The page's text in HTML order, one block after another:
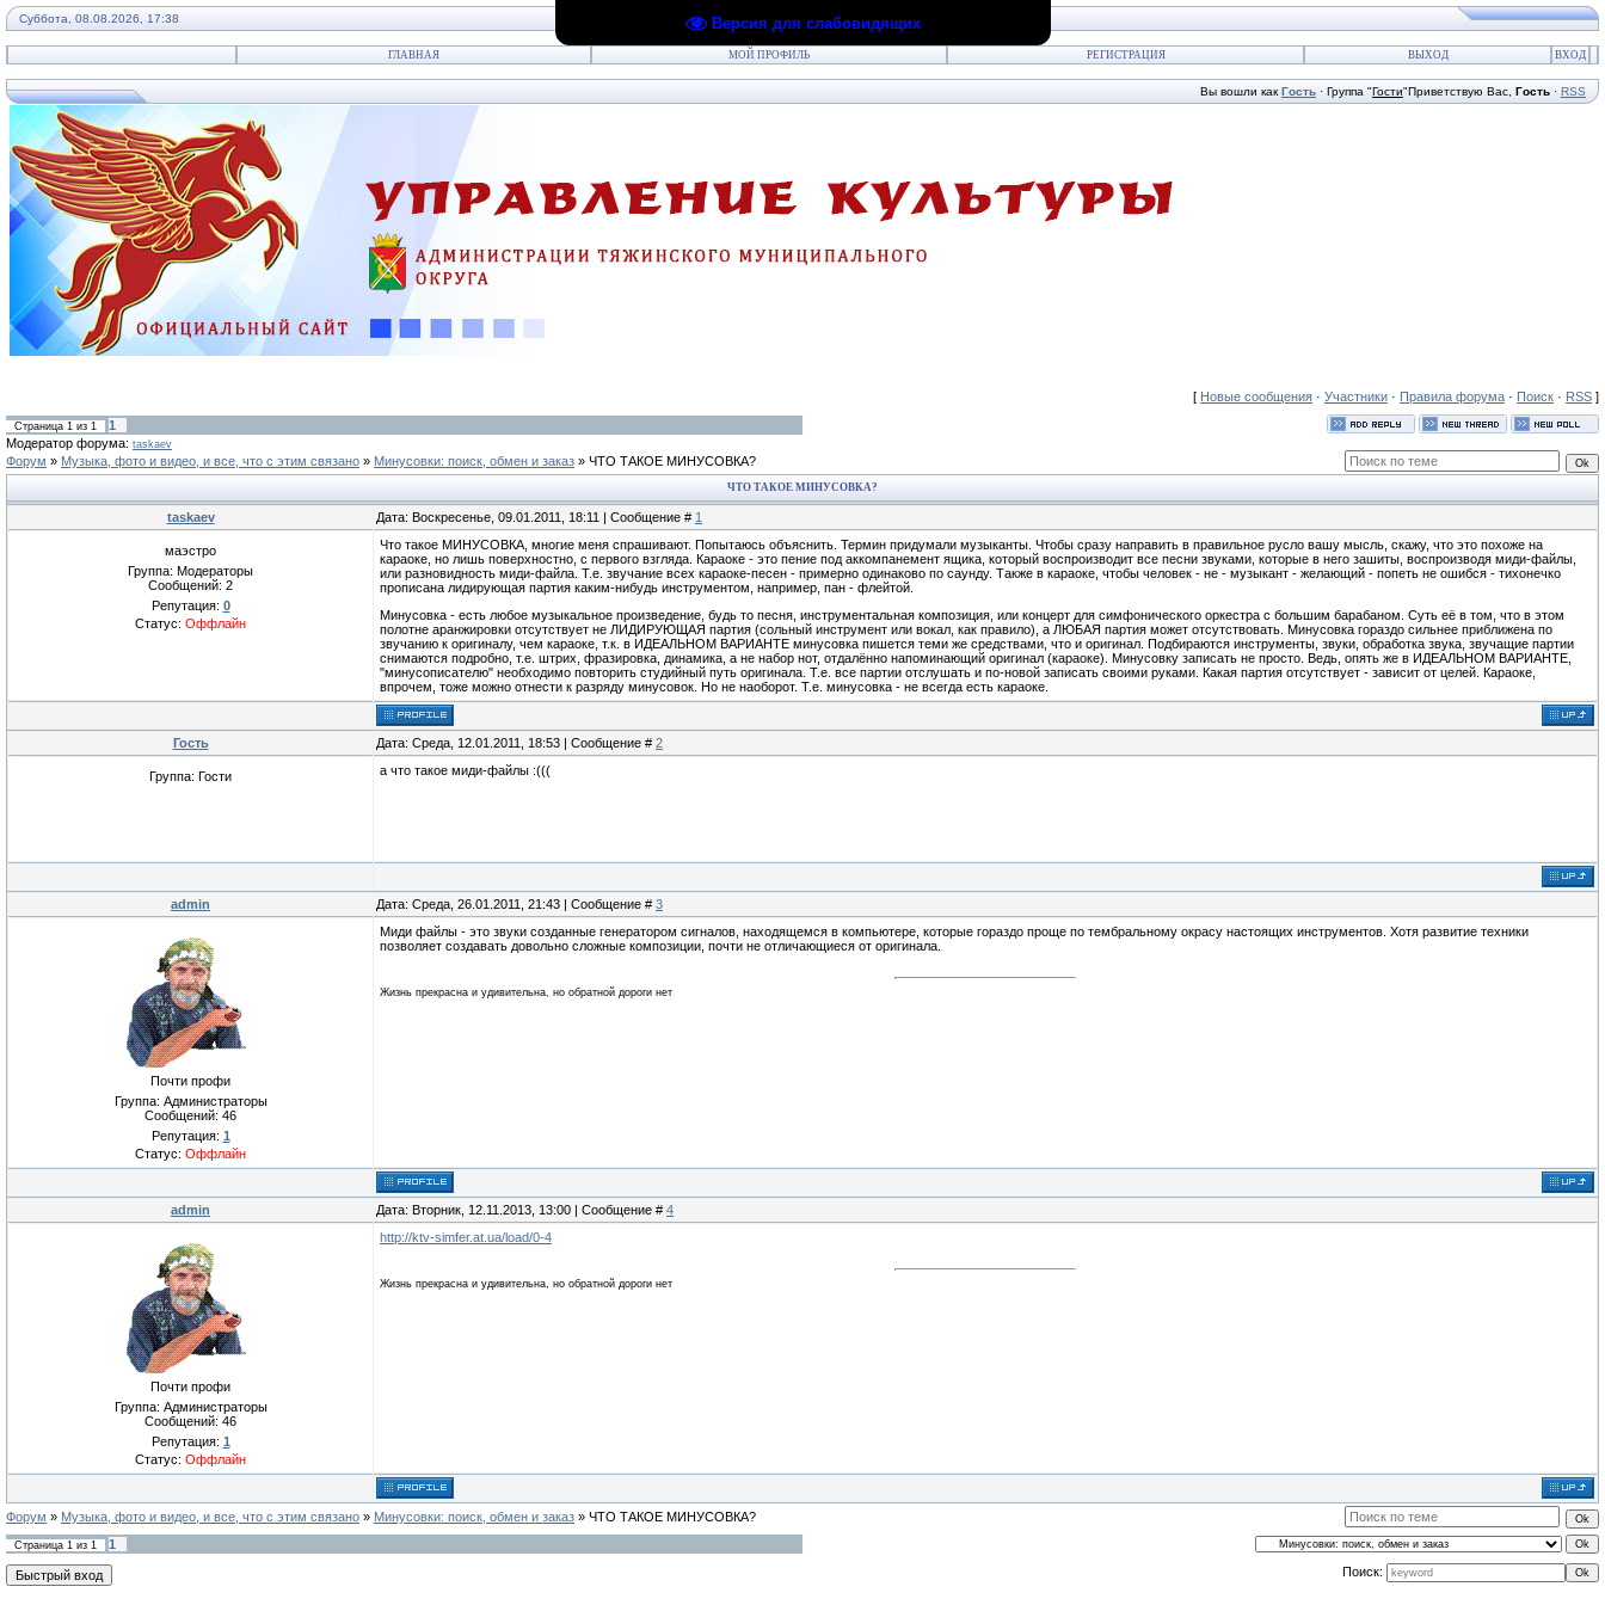
Версия для слабовидящих
Суббота, 08.08.2026, 17:38
ГЛАВНАЯ МОЙ ПРОФИЛЬ РЕГИСТРАЦИЯ ВЫХОД ВХОД
Вы вошли как Гость · Группа "Гости"Приветствую Вас Гость · RSS
[ Новые сообщения · Участники · Правила форума · Поиск · RSS ]
Страница 1 из 1
1
Модератор форума: taskaev
Форум » Музыка, фото и видео, и все, что с этим связано » Минусовки: поиск, обмен и заказ » ЧТО ТАКОЕ МИНУСОВКА?
ЧТО ТАКОЕ МИНУСОВКА?
taskaev Дата: Воскресенье, 09.01.2011, 18:11 | Сообщение # 1
маэстро
Группа: Модераторы
Сообщений: 2
Репутация: 0
Статус: Оффлайн
Что такое МИНУСОВКА, многие меня спрашивают. Попытаюсь объяснить. Термин придумали музыканты. Чтобы сразу направить в правильное русло вашу мысль, скажу, что это похоже на
караоке, но лишь поверхностно, с первого взгляда. Караоке - это пение под аккомпанемент ящика, который воспроизводит все песни звуками, которые в него зашиты, воспроизводя миди-файлы,
или разновидность миди-файла. Т.е. звучание всех караоке-песен - примерно одинаково по саунду. Также в караоке, чтобы человек - не - музыкант - желающий - попеть не ошибся - тихонечко
прописана лидирующая партия каким-нибудь инструментом, например, пан - флейтой.
Минусовка - есть любое музыкальное произведение, будь то песня, инструментальная композиция, или концерт для симфонического оркестра с большим барабаном. Суть её в том, что в этом
полотне аранжировки отсутствует не ЛИДИРУЮЩАЯ партия (сольный инструмент или вокал, как правило), а ЛЮБАЯ партия может отсутствовать. Минусовка гораздо сильнее приближена по
звучанию к оригиналу, чем караоке, т.к. в ИДЕАЛЬНОМ ВАРИАНТЕ минусовка пишется теми же средствами, что и оригинал. Подбираются инструменты, звуки, обработка звука, звучащие партии
снимаются подробно, т.е. штрих, фразировка, динамика, а не набор нот, отдалённо напоминающий оригинал (караоке). Минусовку записать не просто. Ведь, опять же в ИДЕАЛЬНОМ ВАРИАНТЕ,
"минусописателю" необходимо повторить студийный путь оригинала. Т.е. все партии отслушать и по-новой записать своими руками. Какая партия отсутствует - зависит от целей. Караоке,
впрочем, тоже можно отнести к разряду минусовок. Но не наоборот. Т.е. минусовка - не всегда есть караоке.
Гость Дата: Среда, 12.01.2011, 18:53 | Сообщение # 2
Группа: Гости а что такое миди-файлы :(((
admin Дата: Среда, 26.01.2011, 21:43 | Сообщение # 3
Почти профи
Группа: Администраторы
Сообщений: 46
Репутация: 1
Статус: Оффлайн
Миди файлы - это звуки созданные генератором сигналов, находящемся в компьютере, которые гораздо проще по тембральному окрасу настоящих инструментов. Хотя развитие техники
позволяет создавать довольно сложные композиции, почти не отличающиеся от оригинала.
Жизнь прекрасна и удивительна, но обратной дороги нет
admin Дата: Вторник, 12.11.2013, 13:00 | Сообщение # 4
Почти профи
Группа: Администраторы
Сообщений: 46
Репутация: 1
Статус: Оффлайн
http://ktv-simfer.at.ua/load/0-4
Жизнь прекрасна и удивительна, но обратной дороги нет
Форум » Музыка, фото и видео, и все, что с этим связано » Минусовки: поиск, обмен и заказ » ЧТО ТАКОЕ МИНУСОВКА?
Страница 1 из 1
1
Поиск: